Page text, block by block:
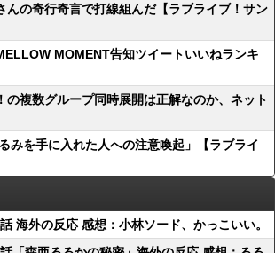
んの奇行奇言で打線組んだ【ラブライブ！サン
MOMENT告知ツイートいいねランキ
の複数グループ同時展開は正解なのか、ネット
みを手に入れた人への注意喚起」【ラブライ
海外の反応 感想：小林ソード、かっこいい。